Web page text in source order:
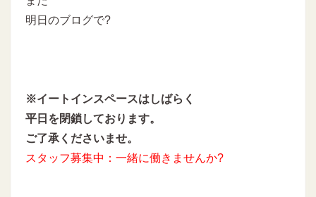
明日のブログで?
※イートインスペースはしばらく
平日を閉鎖しております。
ご了承くださいませ。
スタッフ募集中：一緒に働きませんか?